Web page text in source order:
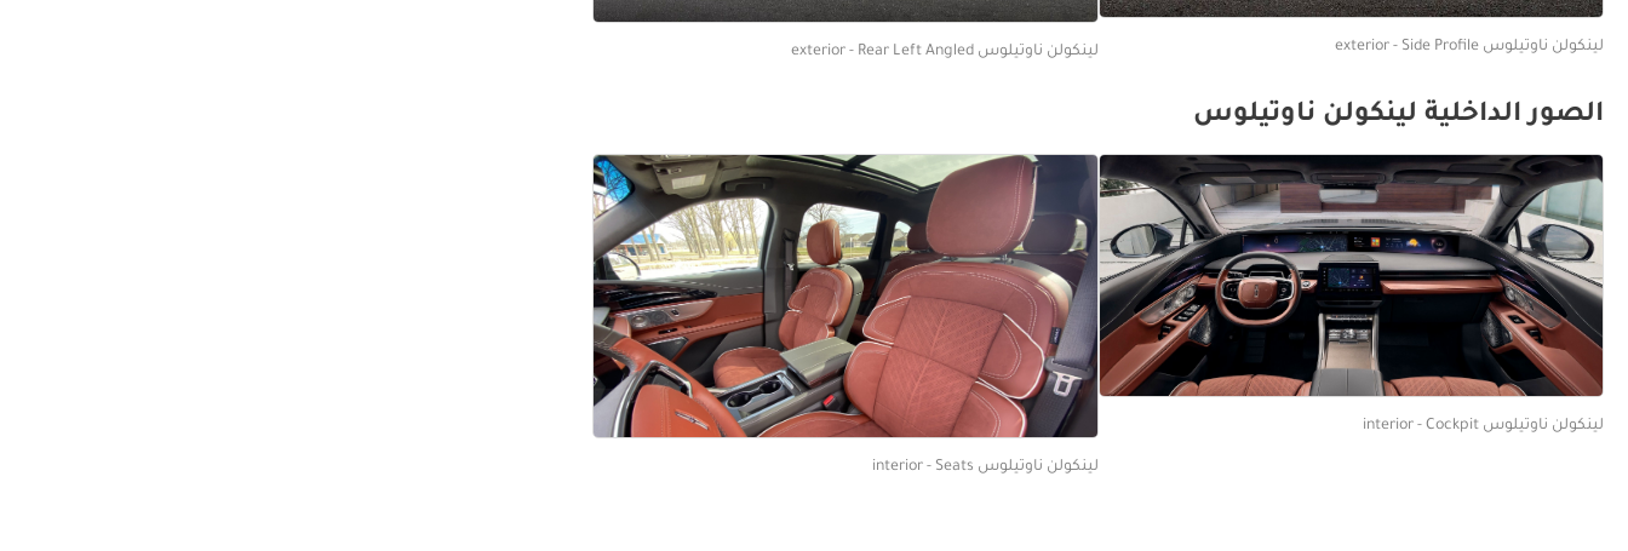
لينكولن ناوتيلوس exterior - Side Profile لينكولن ناوتيلوس exterior - Rear Left Angled
الصور الداخلية لينكولن ناوتيلوس
لينكولن ناوتيلوس interior - Cockpit
لينكولن ناوتيلوس interior - Seats